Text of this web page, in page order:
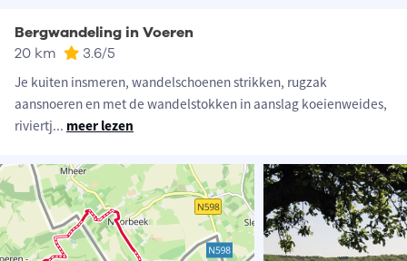
Bergwandeling in Voeren
20 km 3.6/5
Je kuiten insmeren, wandelschoenen strikken, rugzak
aansnoeren en met de wandelstokken in aanslag koeienweides,
riviertj... meer lezen